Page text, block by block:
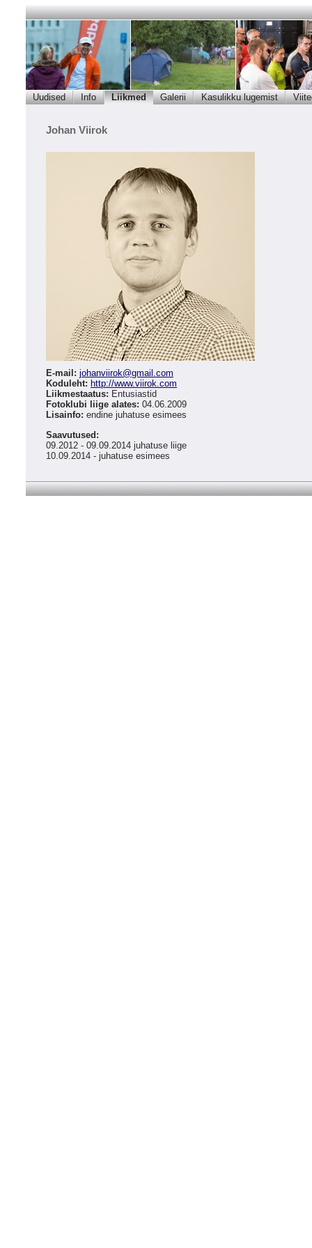
Uudised Info Liikmed Galerii Kasulikku lugemist
Johan Viirok
E-mail: johanviirok@gmail.com
Koduleht: http://www.viirok.com
Liikmestaatus: Entusiastid
Fotoklubi liige alates: 04.06.2009
Lisainfo: endine juhatuse esimees
Saavutused:
09.2012 - 09.09.2014 juhatuse liige
10.09.2014 - juhatuse esimees